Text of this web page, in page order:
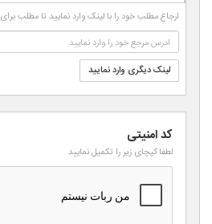
-
-
ارجاع مطلب خود را با لینک وارد نمایید تا مطلب
لینک دیگری وارد نمایید
کد امنیتی
لطفا کپچای زیر را تکمیل نمایید